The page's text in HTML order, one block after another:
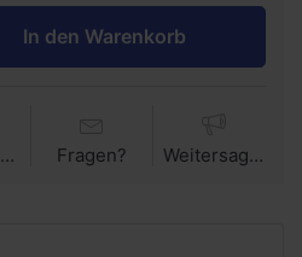
In den Warenkorb
Vergleichen Fragen? Weitersagen